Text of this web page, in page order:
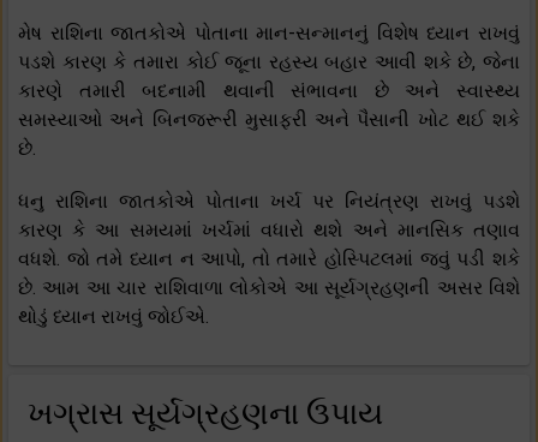
મેષ રાશિના જાતકોએ પોતાના માન-સન્માનનું વિશેષ ધ્યાન રાખવું
પડશે કારણ કે તમારા કોઈ જૂના રહસ્ય બહાર આવી શકે છે, જેના
કારણે તમારી બદનામી થવાની સંભાવના છે અને સ્વાસ્થ્ય
સમસ્યાઓ અને બિનજરૂરી મુસાફરી અને પૈસાની ખોટ થઈ શકે
છે.
ધનુ રાશિના જાતકોએ પોતાના ખર્ચ પર નિયંત્રણ રાખવું પડશે
કારણ કે આ સમયમાં ખર્ચમાં વધારો થશે અને માનસિક તણાવ
વધશે. જો તમે ધ્યાન ન આપો, તો તમારે હોસ્પિટલમાં જવું પડી શકે
છે. આમ આ ચાર રાશિવાળા લોકોએ આ સૂર્યગ્રહણની અસર વિશે
થોડું ધ્યાન રાખવું જોઈએ.
ખગ્રાસ સૂર્યગ્રહણના ઉપાય